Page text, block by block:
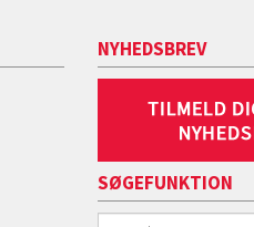
NYHEDSBREV
SØGEFUNKTION